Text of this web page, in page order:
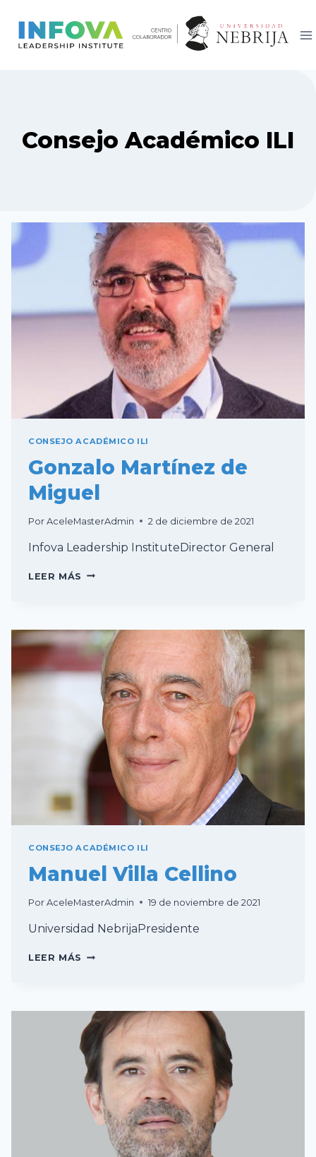
contenido
Consejo Académico ILI
CONSEJO ACADÉMICO ILI
Gonzalo Martínez de
Miguel
Por AceleMasterAdmin 2 de diciembre de 2021
Infova Leadership InstituteDirector General
LEER MÁS GONZALO
CONSEJO ACADÉMICO ILI
Manuel Villa Cellino
Por AceleMasterAdmin 19 de noviembre de 2021
Universidad NebrijaPresidente
LEER MÁS MANUEL